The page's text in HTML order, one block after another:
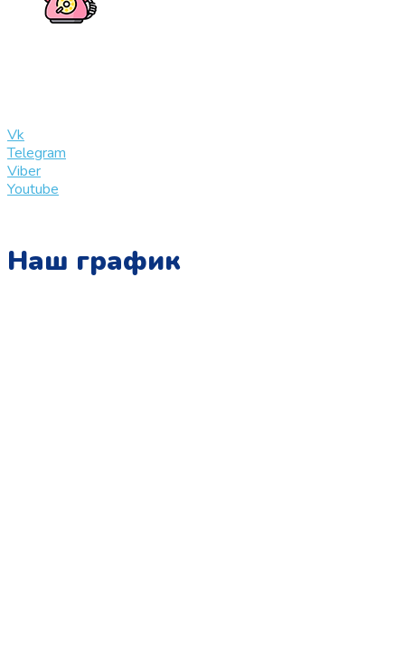
Vk
Telegram
Viber
Youtube
Наш график